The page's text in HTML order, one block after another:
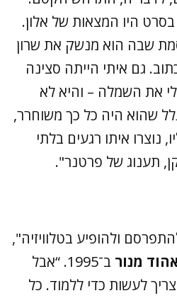
בסרט היו המצאות של אלון.
שבה הוא מנשק את שרון
גם איתי הייתה סצינה
את השמלה – והיא לא
שהוא היה כל כך משוחרר,
נוצרו איתו רגעים בלתי
תענוג של פרטנר".
ולהופיע בטלוויזיה",
מנור
ב־1995. “אבל
לעשות כדי ללמוד. כל